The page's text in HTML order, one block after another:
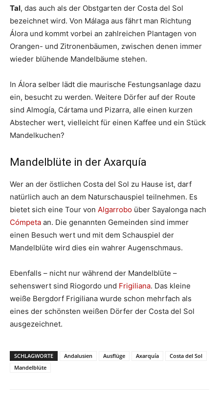
Tal, das auch als der Obstgarten der Costa del Sol
bezeichnet wird. Von Málaga aus fährt man Richtung
Álora und kommt vorbei an zahlreichen Plantagen von
Orangen- und Zitronenbäumen, zwischen denen immer
wieder blühende Mandelbäume stehen.
In Álora selber lädt die maurische Festungsanlage dazu
ein, besucht zu werden. Weitere Dörfer auf der Route
sind Almogía, Cártama und Pizarra, alle einen kurzen
Abstecher wert, vielleicht für einen Kaffee und ein Stück
Mandelkuchen?
Mandelblüte in der Axarquía
Wer an der östlichen Costa del Sol zu Hause ist, darf
natürlich auch an dem Naturschauspiel teilnehmen. Es
bietet sich eine Tour von Algarrobo über Sayalonga nach
Cómpeta an. Die genannten Gemeinden sind immer
einen Besuch wert und mit dem Schauspiel der
Mandelblüte wird dies ein wahrer Augenschmaus.
Ebenfalls – nicht nur während der Mandelblüte –
sehenswert sind Riogordo und Frigiliana. Das kleine
weiße Bergdorf Frigiliana wurde schon mehrfach als
eines der schönsten weißen Dörfer der Costa del Sol
ausgezeichnet.
SCHLAGWORTE Andalusien Ausflüge Axarquía
Costa del Sol
Mandelblüte